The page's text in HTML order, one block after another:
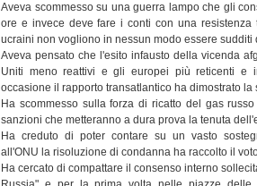
Aveva scommesso su una guerra lampo che gli
ore e invece deve fare i conti con una resistenza
ucraini non vogliono in nessun modo essere sudditi
Aveva pensato che l'esito infausto della vicenda
Uniti meno reattivi e gli europei più reticenti e
occasione il rapporto transatlantico ha dimostrato la
Ha scommesso sulla forza di ricatto del gas
sanzioni che metteranno a dura prova la tenuta
Ha creduto di poter contare su un vasto
all'ONU la risoluzione di condanna ha raccolto il
Ha cercato di compattare il consenso interno